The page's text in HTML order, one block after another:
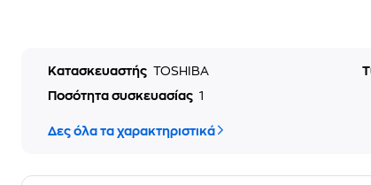
Κατασκευαστής TOSHIBA
Ποσότητα συσκευασίας 1
Δες όλα τα χαρακτηριστικά